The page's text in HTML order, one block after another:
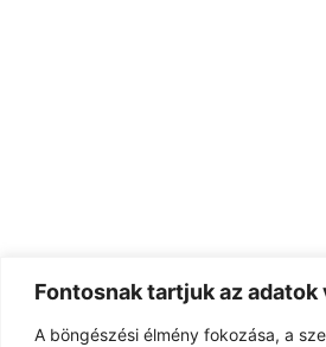
Fontosnak tartjuk az
A böngészési élmény fokozása, a